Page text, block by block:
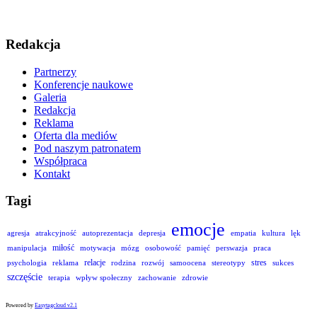
Redakcja
Partnerzy
Konferencje naukowe
Galeria
Redakcja
Reklama
Oferta dla mediów
Pod naszym patronatem
Współpraca
Kontakt
Tagi
agresja atrakcyjność autoprezentacja depresja emocje empatia kultura
lęk
manipulacja
miłość motywacja mózg osobowość pamięć perswazja
praca
psychologia
reklama relacje rodzina rozwój samoocena stereotypy stres sukces
szczęście terapia wpływ społeczny zachowanie zdrowie
Powered by Easytagcloud v2.1